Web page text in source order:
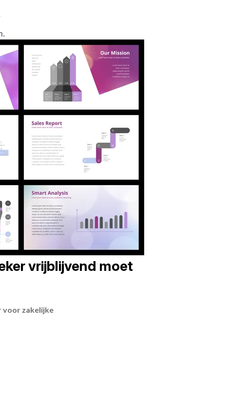
vrijblijvend moet
voor zakelijke